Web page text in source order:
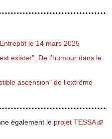
le 14 mars 2025
exister". De l’humour dans le
ascension" de l’extrême
également le projet TESSA